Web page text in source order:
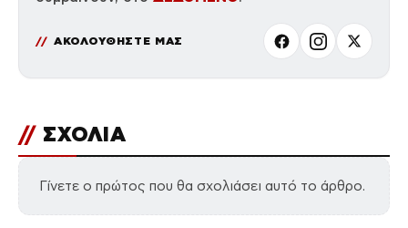
ΑΚΟΛΟΥΘΗΣΤΕ ΜΑΣ
// ΣΧΟΛΙΑ
Γίνετε ο πρώτος που θα σχολιάσει αυτό το άρθρο.